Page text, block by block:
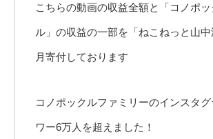
こちらの動画の収益全額と「コノポ
ル」の収益の一部を「ねこねっと山
月寄付しております
コノポックルファミリーのインスタ
ワー6万人を超えました！